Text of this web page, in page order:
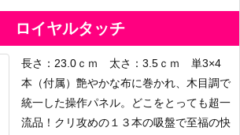
ロイヤルタッチ
長さ：23.0ｃｍ 太さ：3.5ｃｍ 単3×4
本（付属）艶やかな布に巻かれ、木目調で
統一した操作パネル。どこをとっても超一
流品！クリ攻めの１３本の吸盤で至福の快